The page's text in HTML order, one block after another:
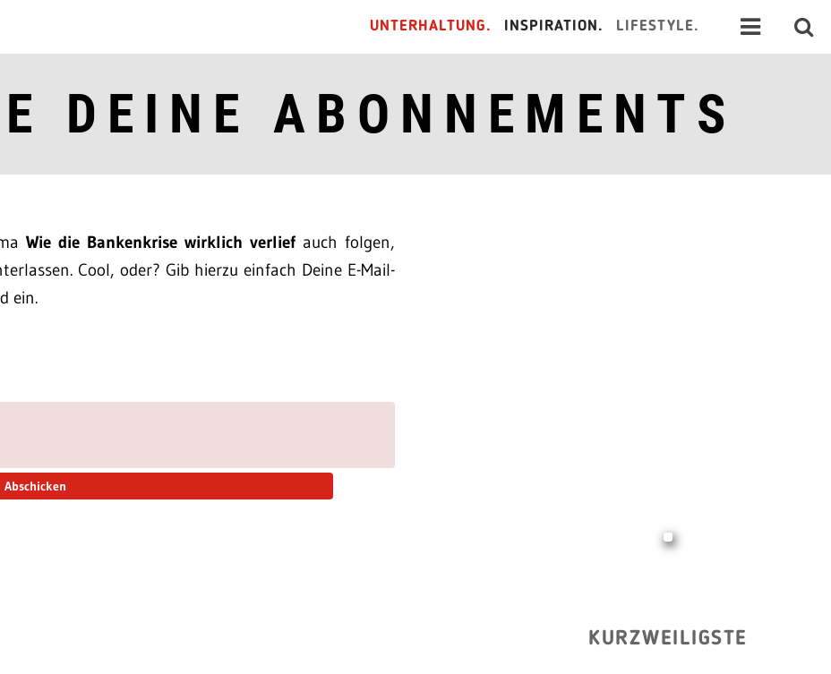
UNTERHALTUNG. INSPIRATION. LIFESTYLE.
DEINE ABONNEMENTS
Wie die Bankenkrise wirklich verliefauch folgen,
Cool, oder? Gib hierzu einfach Deine E-Mail-
ein.
KURZWEILIGSTE